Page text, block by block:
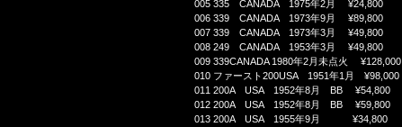
005 335 CANADA 1975年2月 ¥24,800
006 339 CANADA 1973年9月 ¥89,800
007 339 CANADA 1973年3月 ¥49,800
008 249 CANADA 1953年3月 ¥49,800
009 339CANADA 1980年2月未点火 ¥128,000
010 ファースト200USA 1951年1月 ¥98,000
011 200A USA 1952年8月 BB ¥54,800
012 200A USA 1952年8月 BB ¥59,800
013 200A USA 1955年9月 ¥34,800